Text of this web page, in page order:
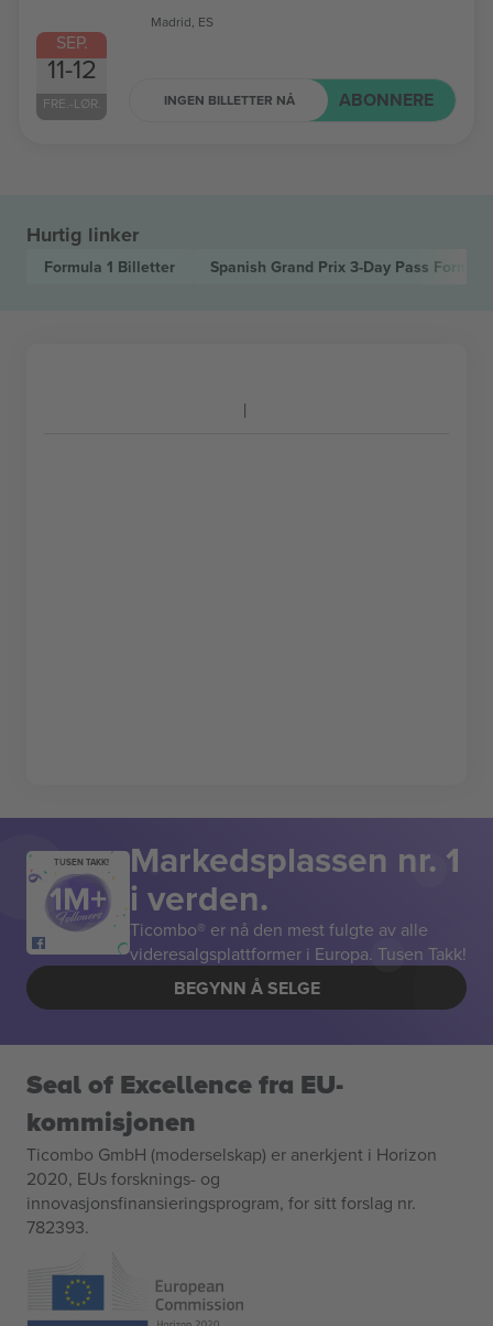
SEP.
11-12
FRE.-LØR.
Madrid, ES
INGEN BILLETTER NÅ ABONNERE
Hurtig linker
Formula 1 Billetter Spanish Grand Prix 3-Day Pass
TUSEN TAKK! Markedsplassen nr. 1
i verden.
Ticombo® er nå den mest fulgte av alle
videresalgsplattformer i Europa. Tusen Takk!
BEGYNN Å SELGE
Seal of Excellence fra EU-
kommisjonen
Ticombo GmbH (moderselskap) er anerkjent i Horizon
2020, EUs forsknings- og
innovasjonsfinansieringsprogram, for sitt forslag nr.
782393.